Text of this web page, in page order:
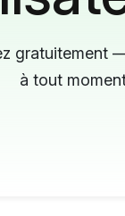
gratuitement
à tout